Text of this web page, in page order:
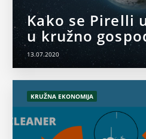
Kako se Pirelli
u kružno
13.07.2020
KRUŽNA EKONOMIJA